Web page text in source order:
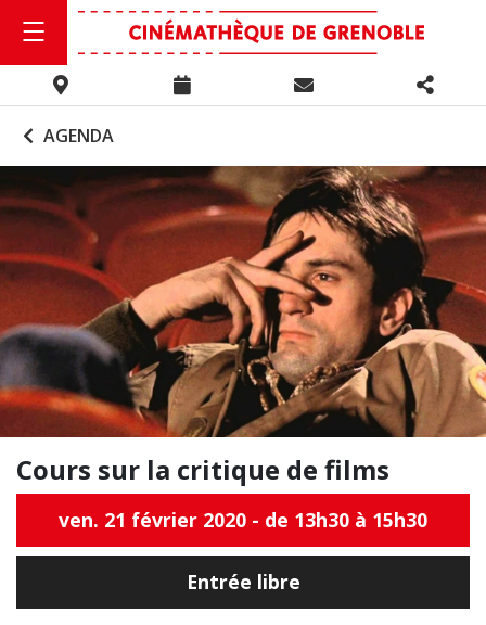
AGENDA
Cours sur la critique de films
ven. 21 février 2020 - de 13h30 à 15h30
Entrée libre